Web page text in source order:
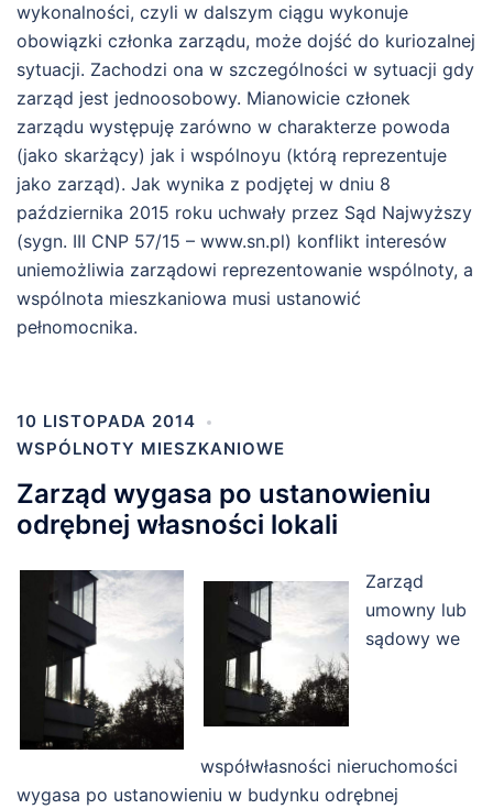
wykonalności, czyli w dalszym ciągu wykonuje
obowiązki członka zarządu, może dojść do kuriozalnej
sytuacji. Zachodzi ona w szczególności w sytuacji gdy
zarząd jest jednoosobowy. Mianowicie członek
zarządu występuję zarówno w charakterze powoda
(jako skarżący) jak i wspólnoyu (którą reprezentuje
jako zarząd). Jak wynika z podjętej w dniu 8
października 2015 roku uchwały przez Sąd Najwyższy
(sygn. III CNP 57/15 – www.sn.pl) konflikt interesów
uniemożliwia zarządowi reprezentowanie wspólnoty, a
wspólnota mieszkaniowa musi ustanowić
pełnomocnika.
10 LISTOPADA 2014
WSPÓLNOTY MIESZKANIOWE
Zarząd wygasa po ustanowieniu
odrębnej własności lokali
Zarząd
umowny lub
sądowy we
współwłasności nieruchomości
wygasa po ustanowieniu w budynku odrębnej